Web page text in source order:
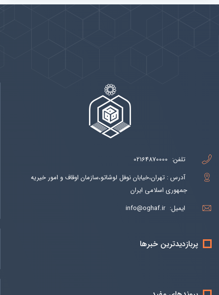
تلفن: 02164870000
آدرس : تهران،خیابان نوفل لوشاتو،سازمان اوقاف و امور خیریه
جمهوری اسلامی ایران
ایمیل: info@oghaf.ir
پربازدیدترین خبرها